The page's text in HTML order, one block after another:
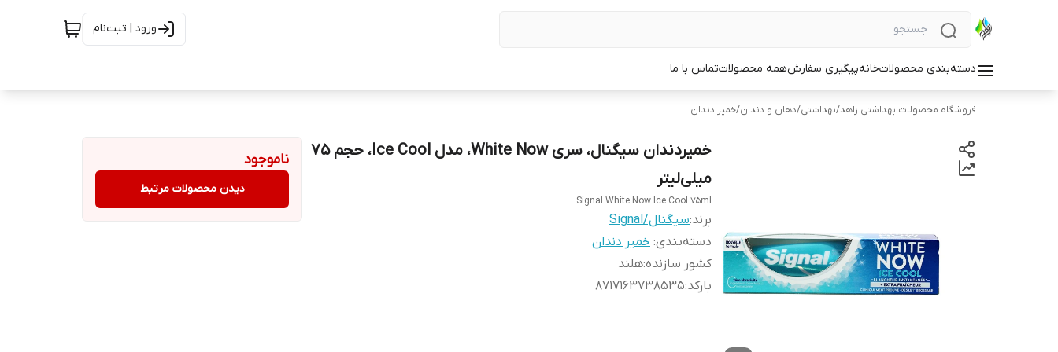
ورود | ثبت‌نام
دسته‌بندی محصولاتخانهپیگیری سفارشهمه محصولاتتماس با ما
فروشگاه محصولات بهداشتی زاهد/بهداشتی/دهان و دندان/خمیر دندان
خمیردندان سیگنال، سری White Now، مدل Ice Cool، حجم 75
میلی‌لیتر
Signal White Now Ice Cool 75ml
برند:سیگنال/Signal
دسته‌بندی: خمیر دندان
کشور سازنده:هلند
بارکد:
8717163738535
ناموجود
دیدن محصولات مرتبط